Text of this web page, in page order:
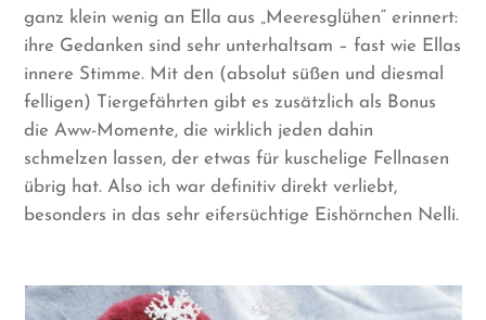
ganz klein wenig an Ella aus „Meeresglühen“ erinnert:
ihre Gedanken sind sehr unterhaltsam – fast wie Ellas
innere Stimme. Mit den (absolut süßen und diesmal
felligen) Tiergefährten gibt es zusätzlich als Bonus
die Aww-Momente, die wirklich jeden dahin
schmelzen lassen, der etwas für kuschelige Fellnasen
übrig hat. Also ich war definitiv direkt verliebt,
besonders in das sehr eifersüchtige Eishörnchen Nelli.